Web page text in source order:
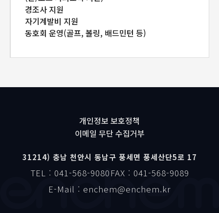
경조사 지원
자기계발비 지원
동호회 운영(골프, 볼링, 배드민턴 등)
개인정보 보호정책
이메일 무단 수집거부
31214) 충남 천안시 동남구 풍세면 풍세산단5로 17
TEL : 041-568-9080 FAX : 041-568-9089
E-Mail : enchem@enchem.kr